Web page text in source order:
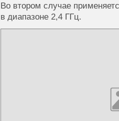
Во втором случае
в диапазоне 2,4 ГГц.